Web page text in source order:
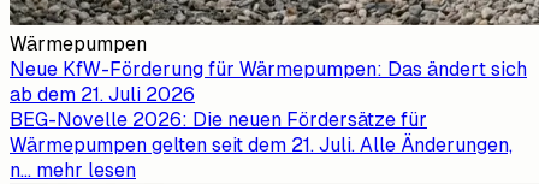
Wärmepumpen
Neue KfW-Förderung für Wärmepumpen: Das ändert sich
ab dem 21. Juli 2026
BEG-Novelle 2026: Die neuen Fördersätze für
Wärmepumpen gelten seit dem 21. Juli. Alle Änderungen,
n... mehr lesen